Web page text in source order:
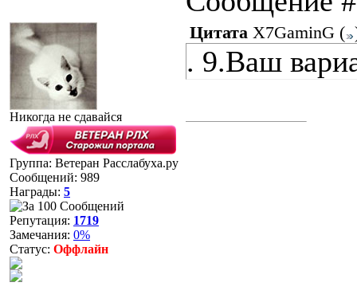
Никогда не сдавайся
Группа: Ветеран Расслабуха.ру
Сообщений: 989
Награды: 5
Репутация: 1719
Замечания: 0%
Статус: Оффлайн
Цитата X7GaminG (
. 9.Ваш